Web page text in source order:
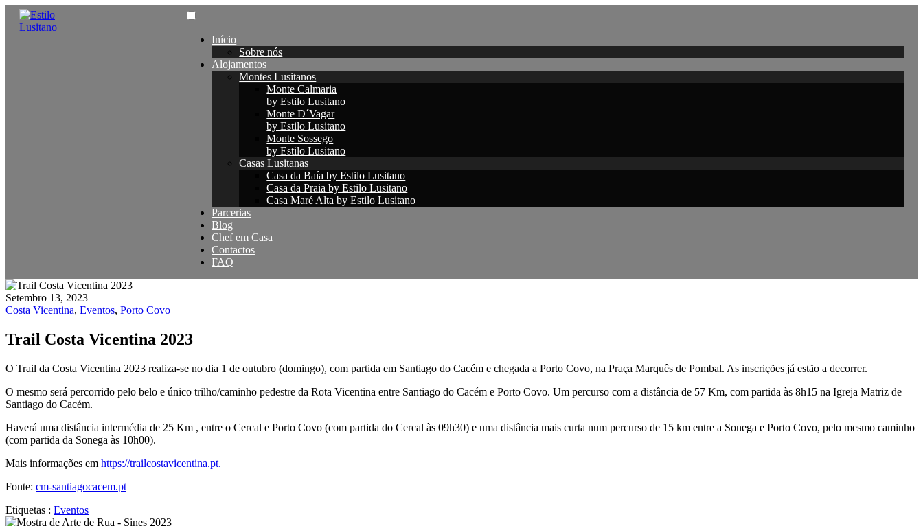
Início
Sobre nós
Alojamentos
Montes Lusitanos
Monte Calmaria
by Estilo Lusitano
Monte D´Vagar
by Estilo Lusitano
Monte Sossego
by Estilo Lusitano
Casas Lusitanas
Casa da Baía by Estilo Lusitano
Casa da Praia by Estilo Lusitano
Casa Maré Alta by Estilo Lusitano
Parcerias
Blog
Chef em Casa
Contactos
FAQ
Setembro 13, 2023
Costa Vicentina, Eventos, Porto Covo
Trail Costa Vicentina 2023
O Trail da Costa Vicentina 2023 realiza-se no dia 1 de outubro (domingo), com partida em Santiago do Cacém e chegada a Porto Covo, na Praça Marquês de Pombal. As inscrições já estão a decorrer.
O mesmo será percorrido pelo belo e único trilho/caminho pedestre da Rota Vicentina entre Santiago do Cacém e Porto Covo. Um percurso com a distância de 57 Km, com partida às 8h15 na Igreja Matriz de
Santiago do Cacém.
Haverá uma distância intermédia de 25 Km , entre o Cercal e Porto Covo (com partida do Cercal às 09h30) e uma distância mais curta num percurso de 15 km entre a Sonega e Porto Covo, pelo mesmo caminho
(com partida da Sonega às 10h00).
Mais informações em https://trailcostavicentina.pt.
Fonte: cm-santiagocacem.pt
Etiquetas : Eventos